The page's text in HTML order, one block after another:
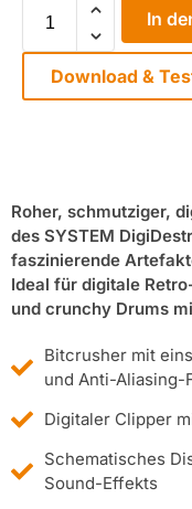
In
Download &
Roher, schmutziger,
des SYSTEM
faszinierende
Ideal für digitale
und crunchy Drums
Bitcrusher mit
und Anti-Aliasing-
Digitaler Clipper
Schematisches
Sound-Effekts